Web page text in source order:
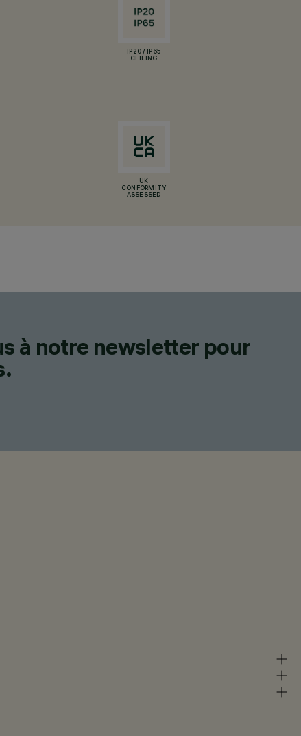
IP20 / IP65
CEILING
UK
CONFORMITY
ASSESSED
à notre newsletter pour